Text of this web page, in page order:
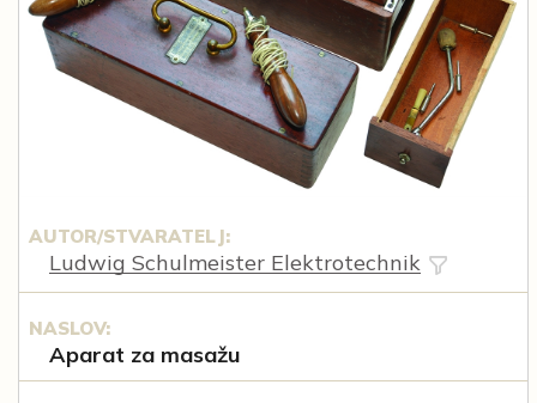
AUTOR/STVARATELJ:
Ludwig Schulmeister Elektrotechnik
NASLOV:
Aparat za masažu